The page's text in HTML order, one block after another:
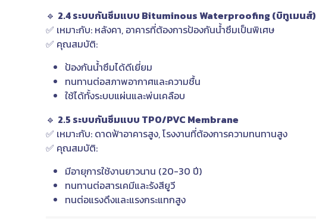
🔹 2.4 ระบบกันซึมแบบ Bituminous Waterproofing (บิทูเมนส์)
✅ เหมาะกับ: หลังคา, อาคารที่ต้องการป้องกันน้ำซึมเป็นพิเศษ
✅ คุณสมบัติ:
ป้องกันน้ำซึมได้ดีเยี่ยม
ทนทานต่อสภาพอากาศและความชื้น
ใช้ได้ทั้งระบบแผ่นและพ่นเคลือบ
🔹 2.5 ระบบกันซึมแบบ TPO/PVC Membrane
✅ เหมาะกับ: ดาดฟ้าอาคารสูง, โรงงานที่ต้องการความทนทานสูง
✅ คุณสมบัติ:
มีอายุการใช้งานยาวนาน (20-30 ปี)
ทนทานต่อสารเคมีและรังสียูวี
ทนต่อแรงดึงและแรงกระแทกสูง